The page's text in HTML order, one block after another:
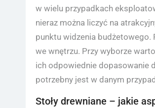
w wielu przypadkach
nieraz można liczyć na
punktu widzenia budżetowego.
we wnętrzu. Przy wyborze
ich odpowiednie dopasowanie
potrzebny jest w danym
Stoły drewniane – jakie